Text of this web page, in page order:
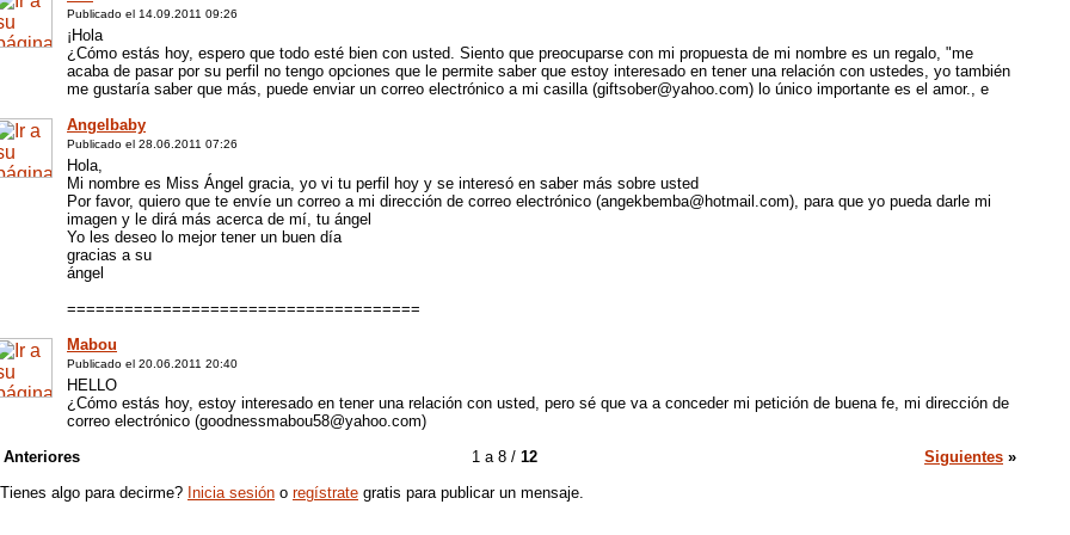
Publicado el 14.09.2011 09:26
¡Hola
¿Cómo estás hoy, espero que todo esté bien con usted. Siento que preocuparse con mi propuesta de mi nombre es un regalo, "me
acaba de pasar por su perfil no tengo opciones que le permite saber que estoy interesado en tener una relación con ustedes, yo también
me gustaría saber que más, puede enviar un correo electrónico a mi casilla (giftsober@yahoo.com) lo único importante es el amor., e
Angelbaby
Publicado el 28.06.2011 07:26
Hola,
Mi nombre es Miss Ángel gracia, yo vi tu perfil hoy y se interesó en saber más sobre usted
Por favor, quiero que te envíe un correo a mi dirección de correo electrónico (angekbemba@hotmail.com), para que yo pueda darle mi
imagen y le dirá más acerca de mí, tu ángel
Yo les deseo lo mejor tener un buen día
gracias a su
ángel
=====================================
Mabou
Publicado el 20.06.2011 20:40
HELLO
¿Cómo estás hoy, estoy interesado en tener una relación con usted, pero sé que va a conceder mi petición de buena fe, mi dirección de
correo electrónico (goodnessmabou58@yahoo.com)
Anteriores
1 a 8 / 12 Siguientes »
algo para decirme? Inicia sesión o regístrate gratis para publicar un mensaje.